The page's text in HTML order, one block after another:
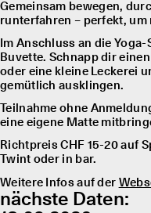
Gemeinsam bewegen,
runterfahren – perfekt, um
Im Anschluss an die
Buvette. Schnapp dir
oder eine kleine Leckerei
gemütlich ausklingen.
Teilnahme ohne
eine eigene Matte
Richtpreis CHF 15-20 auf
Twint oder in bar.
Weitere Infos auf der
nächste Daten: